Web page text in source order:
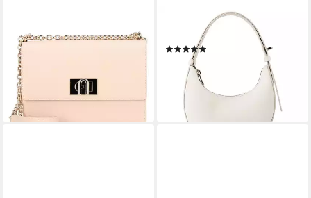
Umhängetasche 1927, Leder
325,37 €
-15%
lieferbar - in 2-3 Werktagen bei dir
Schultertasche Delizia, Leder
184,80 €
lieferbar - in 2-3 Werktagen bei dir